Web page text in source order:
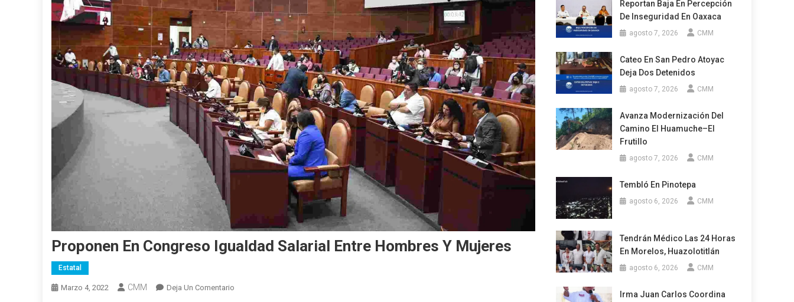
Proponen En Congreso Igualdad Salarial Entre Hombres Y Mujeres
Estatal
Marzo 4, 2022 CMM Deja Un Comentario
Reportan Baja En Percepción
De Inseguridad En Oaxaca
agosto 7, 2026 CMM
Cateo En San Pedro Atoyac
Deja Dos Detenidos
agosto 7, 2026 CMM
Avanza Modernización Del
Camino El Huamuche–El
Frutillo
agosto 7, 2026 CMM
Tembló En Pinotepa
agosto 6, 2026 CMM
Tendrán Médico Las 24 Horas
En Morelos, Huazolotitlán
agosto 6, 2026 CMM
Irma Juan Carlos Coordina